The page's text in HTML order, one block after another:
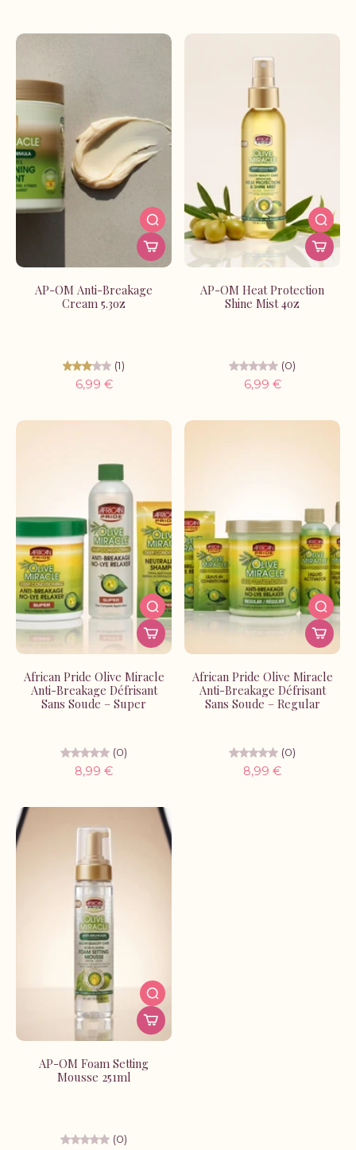
caractère, ceux qui demandent de l'attention et des
solutions vraies. À La Réunion, où le climat tropical peut
formules protectrices et hydratantes pour une chevelure
en pleine santé.
Découvre dès maintenant notre sélection et transforme
ta routine de soins capillaires.
AP-OM Anti-Breakage
Cream 5.3oz
(1)
6,99 €
AP-OM Heat Protection
Shine Mist 4oz
(0)
6,99 €
African Pride Olive Miracle
Anti-Breakage Défrisant
Sans Soude – Super
(0)
8,99 €
African Pride Olive Miracle
Anti-Breakage Défrisant
Sans Soude – Regular
(0)
8,99 €
AP-OM Foam Setting
Mousse 251ml
(0)